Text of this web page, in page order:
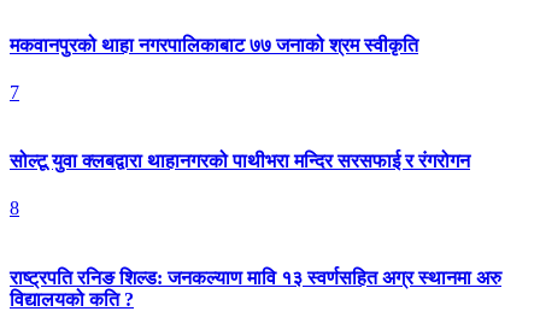
मकवानपुरको थाहा नगरपालिकाबाट ७७ जनाको श्रम स्वीकृति
7
सोल्टू युवा क्लबद्वारा थाहानगरको पाथीभरा मन्दिर सरसफाई र रंगरोगन
8
राष्ट्रपति रनिङ शिल्ड: जनकल्याण मावि १३ स्वर्णसहित अग्र स्थानमा अरु
विद्यालयको कति ?